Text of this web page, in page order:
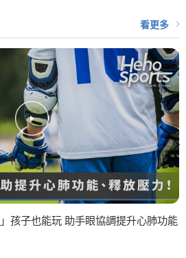
看更多
孩子也能玩 助手眼協調提升心肺功能